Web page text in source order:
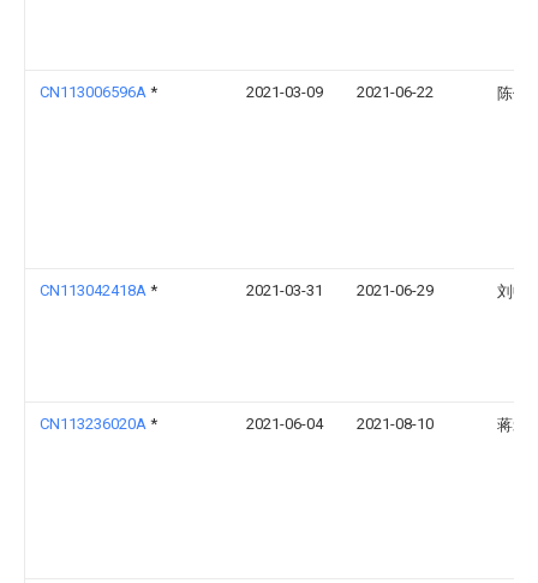
CN113006596A * 2021-03-09 2021-06-22 陈佳
CN113042418A * 2021-03-31 2021-06-29 刘畅
CN113236020A * 2021-06-04 2021-08-10 蒋爱